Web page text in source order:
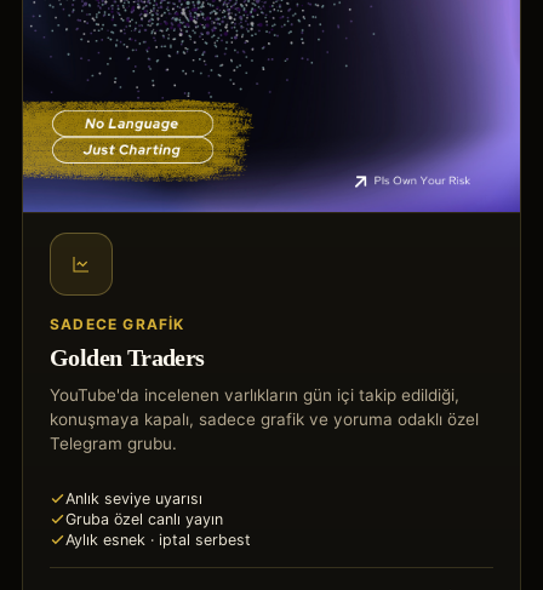
SADECE GRAFIK
Golden Traders
YouTube'da incelenen varlıkların gün içi takip edildiği,
konuşmaya kapalı, sadece grafik ve yoruma odaklı özel
Telegram grubu.
Anlık seviye uyarısı
Gruba özel canlı yayın
Aylık esnek · iptal serbest